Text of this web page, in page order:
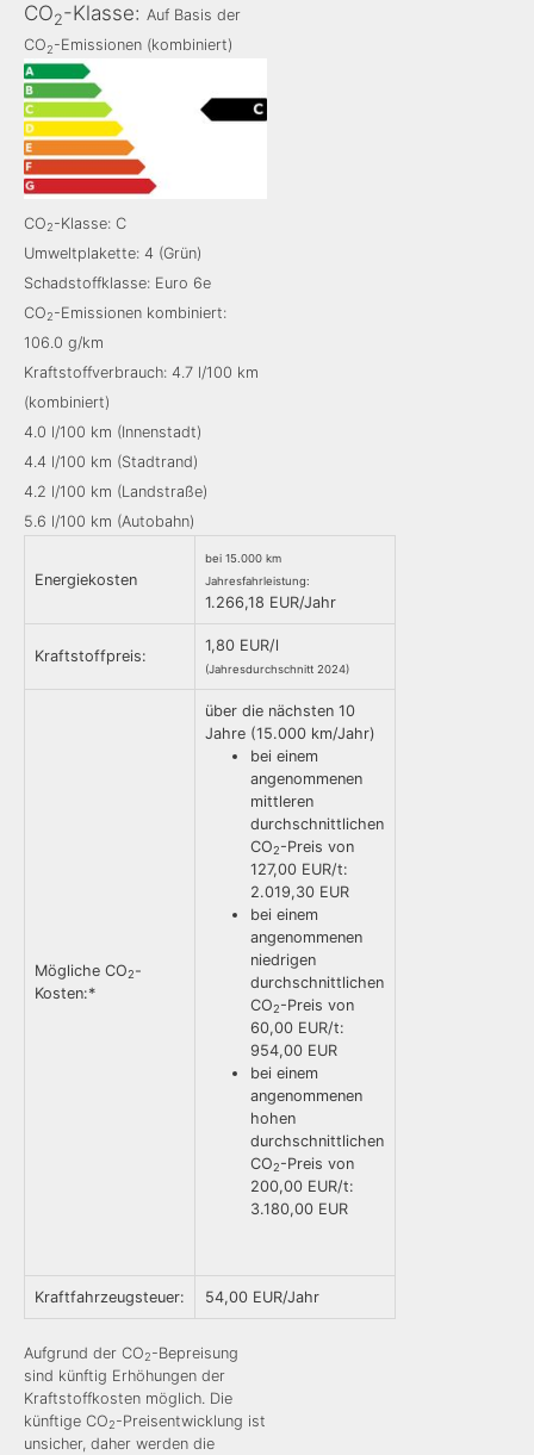
CO2-Klasse: Auf Basis der
CO2-Emissionen (kombiniert)
CO2-Klasse: C
Umweltplakette: 4 (Grün)
Schadstoffklasse: Euro 6e
CO2-Emissionen kombiniert:
106.0 g/km
Kraftstoffverbrauch: 4.7 l/100 km
(kombiniert)
4.0 l/100 km (Innenstadt)
4.4 l/100 km (Stadtrand)
4.2 l/100 km (Landstraße)
5.6 l/100 km (Autobahn)
Energiekosten
bei 15.000 km
Jahresfahrleistung:
1.266,18 EUR/Jahr
Kraftstoffpreis:
1,80 EUR/l
(Jahresdurchschnitt 2024)
Mögliche CO2-
Kosten:*
über die nächsten 10
Jahre (15.000 km/Jahr)
bei einem
angenommenen
mittleren
durchschnittlichen
CO2-Preis von
127,00 EUR/t:
2.019,30 EUR
bei einem
angenommenen
niedrigen
durchschnittlichen
CO2-Preis von
60,00 EUR/t:
954,00 EUR
bei einem
angenommenen
hohen
durchschnittlichen
CO2-Preis von
200,00 EUR/t:
3.180,00 EUR
Kraftfahrzeugsteuer: 54,00 EUR/Jahr
Aufgrund der CO2-Bepreisung
sind künftig Erhöhungen der
Kraftstoffkosten möglich. Die
künftige CO2-Preisentwicklung ist
unsicher, daher werden die